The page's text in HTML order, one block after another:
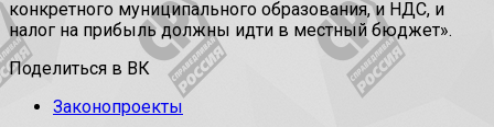
конкретного муниципального образования, и НДС, и
налог на прибыль должны идти в местный бюджет».
Поделиться в ВК
Законопроекты